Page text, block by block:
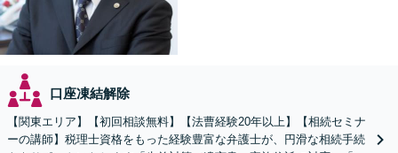
口座凍結解除
【関東エリア】【初回相談無料】【法曹経験20年以上】【相続セミナ
ーの講師】税理士資格をもった経験豊富な弁護士が、円滑な相続手続